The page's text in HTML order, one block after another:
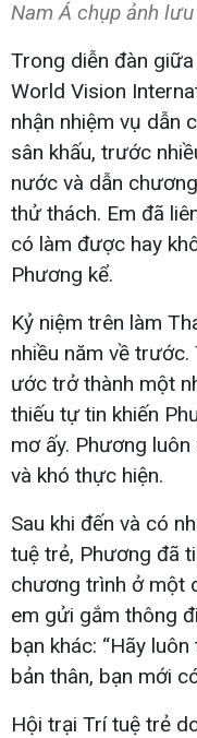
Nam Á chụp ảnh
Trong diễn đàn
World Vision
nhận nhiệm vụ dẫn
sân khấu, trước
nước và dẫn
thử thách. Em đã
có làm được hay
Phương kể.
Kỷ niệm trên làm
nhiều năm về
ước trở thành một
thiếu tự tin khiến
mơ ấy. Phương
và khó thực hiện.
Sau khi đến và có
tuệ trẻ, Phương đã
chương trình ở một
em gửi gắm thông
bạn khác: “Hãy
bản thân, bạn mới
Hội trại Trí tuệ trẻ